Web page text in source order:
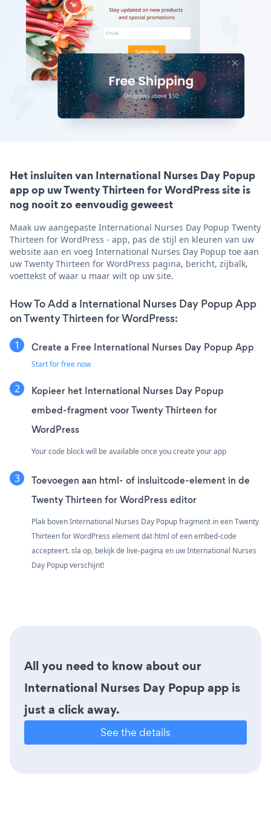
Het insluiten van International Nurses Day Popup
app op uw Twenty Thirteen for WordPress site is
nog nooit zo eenvoudig geweest
Maak uw aangepaste International Nurses Day Popup Twenty
Thirteen for WordPress - app, pas de stijl en kleuren van uw
website aan en voeg International Nurses Day Popup toe aan
uw Twenty Thirteen for WordPress pagina, bericht, zijbalk,
voettekst of waar u maar wilt op uw site.
How To Add a International Nurses Day Popup App
on Twenty Thirteen for WordPress:
Create a Free International Nurses Day Popup App
Start for free now
Kopieer het International Nurses Day Popup
embed-fragment voor Twenty Thirteen for
WordPress
Your code block will be available once you create your app
Toevoegen aan html- of insluitcode-element in de
Twenty Thirteen for WordPress editor
Plak boven International Nurses Day Popup fragment in een Twenty
Thirteen for WordPress element dat html of een embed-code
accepteert. sla op, bekijk de live-pagina en uw International Nurses
Day Popup verschijnt!
All you need to know about our
International Nurses Day Popup app is
just a click away.
See the details